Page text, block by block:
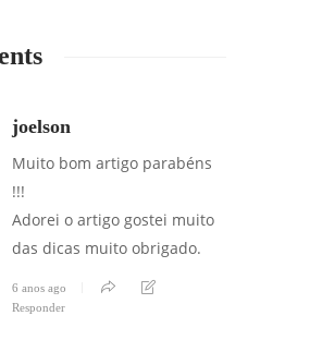
joelson
Muito bom artigo parabéns
!!!
Adorei o artigo gostei muito
das dicas muito obrigado.
6 anos ago
Responder